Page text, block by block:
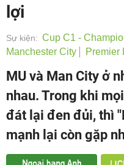
lợi
Sự kiện: Cup C1 -
Manchester City
Premier
MU và Man City ở
nhau. Trong khi
đát lại đen đủi, thì
mạnh lại còn gặp